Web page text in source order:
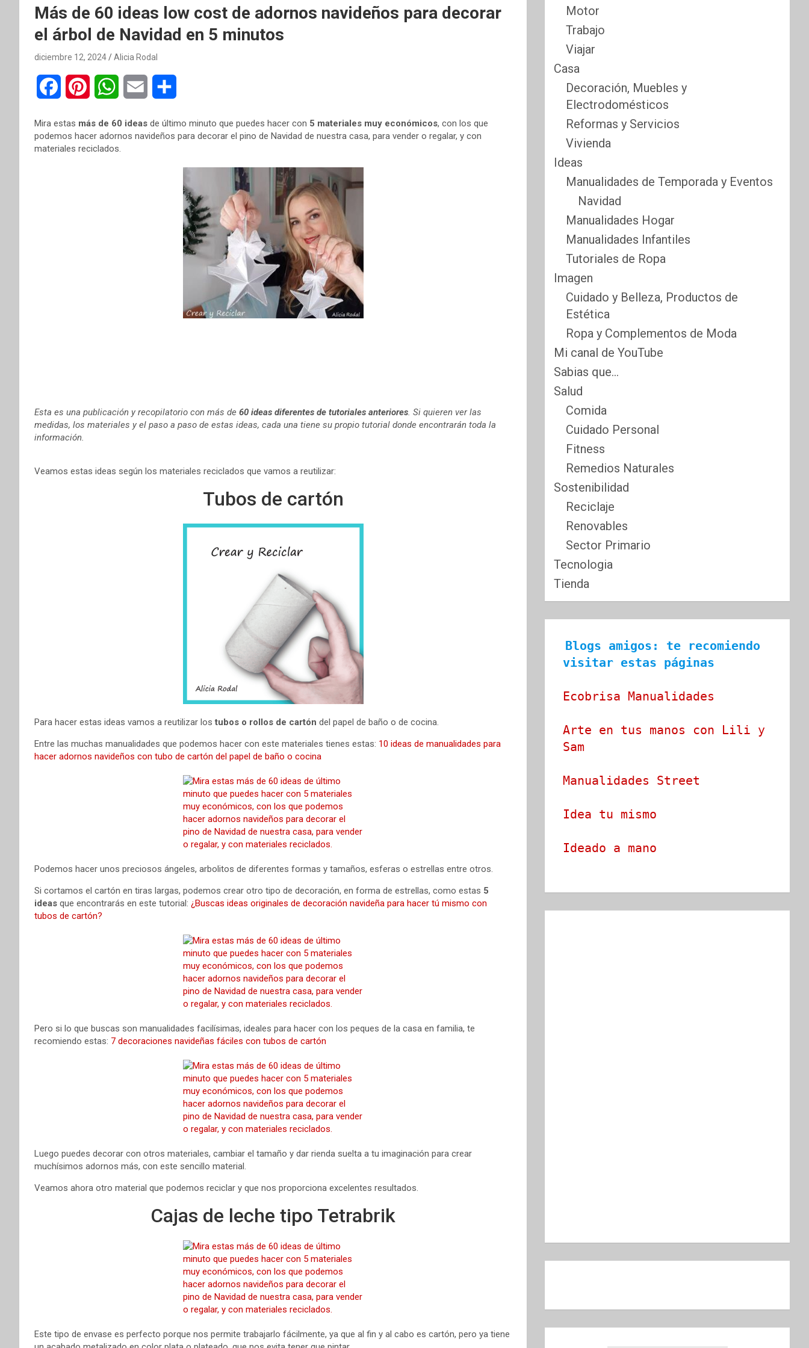
Más de 60 ideas low cost de adornos navideños para decorar
el árbol de Navidad en 5 minutos
diciembre 12, 2024 Alicia Rodal
c n a a m
Mira estas más de 60 ideas de último minuto que puedes hacer con 5 materiales muy económicos, con los que
podemos hacer adornos navideños para decorar el pino de Navidad de nuestra casa, para vender o regalar, y con
materiales reciclados.
Esta es una publicación y recopilatorio con más de 60 ideas diferentes de tutoriales anteriores. Si quieren ver las
medidas, los materiales y el paso a paso de estas ideas, cada una tiene su propio tutorial donde encontrarán toda la
información.
Veamos estas ideas según los materiales reciclados que vamos a reutilizar:
Tubos de cartón
Para hacer estas ideas vamos a reutilizar lostubos o rollos de cartón del papel de baño o de cocina.
Entre las muchas manualidades que podemos hacer con este materiales tienes estas: 10 ideas de manualidades para
hacer adornos navideños con tubo de cartón del papel de baño o cocina
Podemos hacer unos preciosos ángeles, arbolitos de diferentes formas y tamaños, esferas o estrellas entre otros.
Si cortamos el cartón en tiras largas, podemos crear otro tipo de decoración, en forma de estrellas, como estas 5
ideas que encontrarás en este tutorial: ¿Buscas ideas originales de decoración navideña para hacer tú mismo con
tubos de cartón?
Pero si lo que buscas son manualidades facilísimas, ideales para hacer con los peques de la casa en familia, te
recomiendo estas: 7 decoraciones navideñas fáciles con tubos de cartón
Luego puedes decorar con otros materiales, cambiar el tamaño y dar rienda suelta a tu imaginación para crear
muchísimos adornos más, con este sencillo material.
Veamos ahora otro material que podemos reciclar y que nos proporciona excelentes resultados.
Cajas de leche tipo Tetrabrik
Este tipo de envase es perfecto porque nos permite trabajarlo fácilmente, ya que al fin y al cabo es cartón, pero ya tiene
Motor
Trabajo
Viajar
Casa
Decoración, Muebles y
Electrodomésticos
Reformas y Servicios
Vivienda
Ideas
Manualidades de Temporada y Eventos
Navidad
Manualidades Hogar
Manualidades Infantiles
Tutoriales de Ropa
Imagen
Cuidado y Belleza, Productos de
Estética
Ropa y Complementos de Moda
Mi canal de YouTube
Sabias que…
Salud
Comida
Cuidado Personal
Fitness
Remedios Naturales
Sostenibilidad
Reciclaje
Renovables
Sector Primario
Tecnologia
Tienda
Blogs amigos: te recomiendo
visitar estas páginas
Ecobrisa Manualidades
Arte en tus manos con Lili y
Sam
Manualidades Street
Idea tu mismo
Ideado a mano